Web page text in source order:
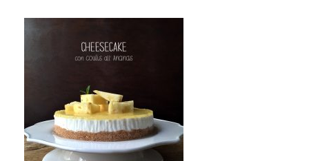
professionale